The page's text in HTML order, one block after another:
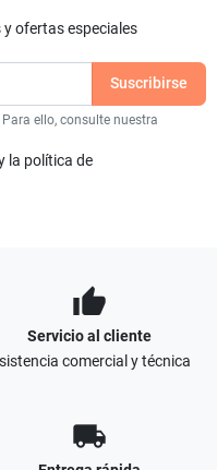
ofertas especiales
ello, consulte nuestra
la política de
thumb_up
Servicio al cliente
comercial y técnica
local_shipping